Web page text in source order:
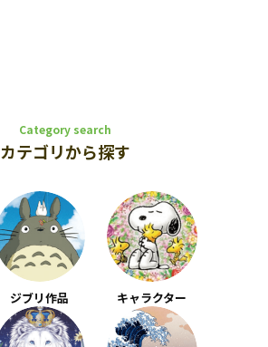
Category search
カテゴリから探す
ジブリ作品 キャラクター